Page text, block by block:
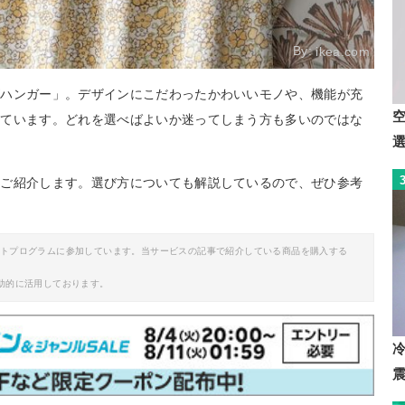
By:ikea.com
ンガー」。デザインにこだわったかわいいモノや、機能が充
います。どれを選べばよいか迷ってしまう方も多いのではな
紹介します。選び方についても解説しているので、ぜひ参考
ログラムに参加しています。当サービスの記事で紹介している商品を購入する
に活用しております。